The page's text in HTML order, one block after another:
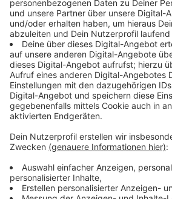
Anzeige
Zu viel Bürokratie: Initiator
für Regierung
Anzeige
Der deutsche Staat hat Anfang des
bürokratische Hürden beiseite
Arbeitsgenehmigung bekommen.
Diekmann sagt, dass dies immer